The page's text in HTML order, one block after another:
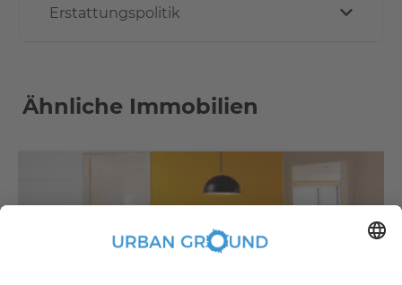
Erstattungspolitik
Ähnliche Immobilien